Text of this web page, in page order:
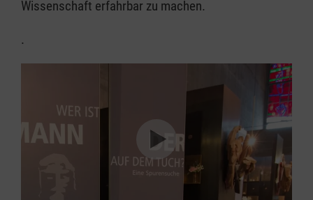
Wissenschaft erfahrbar zu machen.
.